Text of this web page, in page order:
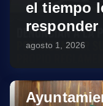
el tiempo
responder
agosto 1, 2026